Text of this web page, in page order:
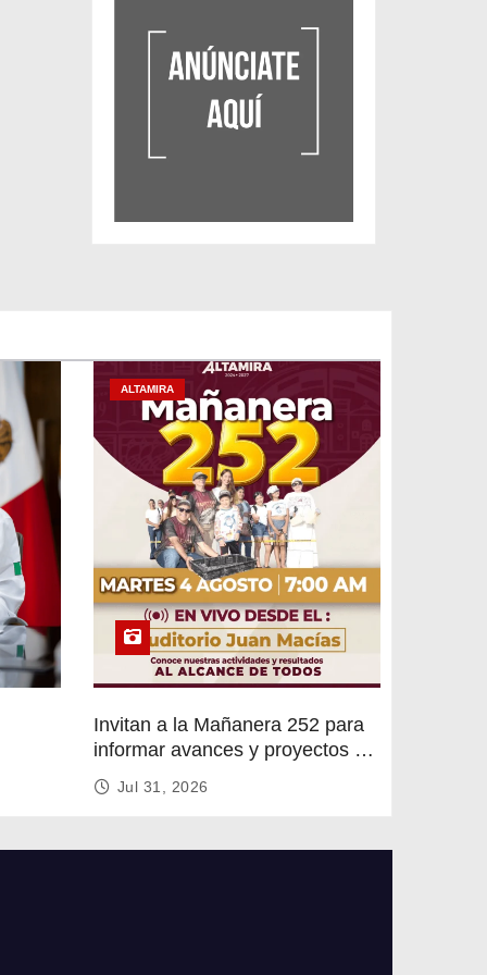
ALTAMIRA
Invitan a la Mañanera 252 para
informar avances y proyectos de
Altamira
Jul 31, 2026